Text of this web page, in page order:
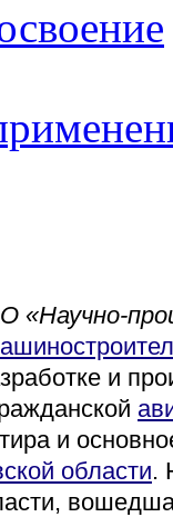
«Научно-
и
и
области.